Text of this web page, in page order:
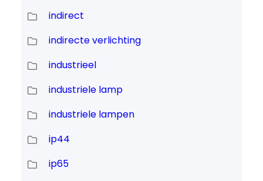
indirect
indirecte verlichting
industrieel
industriele lamp
industriele lampen
ip44
ip65